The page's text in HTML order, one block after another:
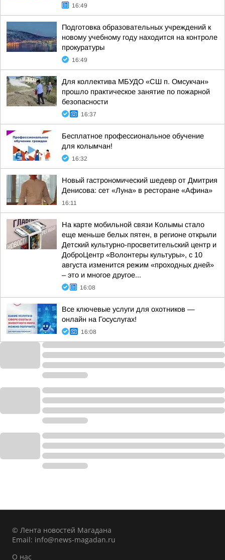
16:49
Подготовка образовательных учреждений к
новому учебному году находится на контроле
прокуратуры
16:49
Для коллектива МБУДО «СШ п. Омсукчан»
прошло практическое занятие по пожарной
безопасности
16:37
Бесплатное профессиональное обучение
для колымчан!
16:32
Новый гастрономический шедевр от Дмитрия
Денисова: сет «Луна» в ресторане «Афина»
16:11
На карте мобильной связи Колымы стало
еще меньше белых пятен, в регионе открыли
Детский культурно-просветительский центр и
ДоброЦентр «Волонтеры культуры», с 10
августа изменится режим «проходных дней»
– это и многое другое...
16:08
Все ключевые услуги для охотников —
онлайн на Госуслугах!
16:08
© Лента новостей Магадана
Email: info@news-magadan.ru
О нас